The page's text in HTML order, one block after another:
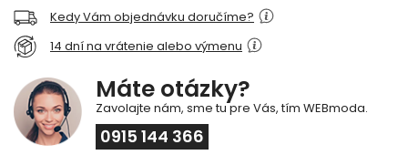
Kedy Vám objednávku doručíme?
14 dní na vrátenie alebo výmenu
Máte otázky?
Zavolajte nám, sme tu pre Vás, tím WEBmoda.
0915 144 366